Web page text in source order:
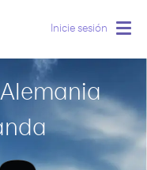
Inicie sesión